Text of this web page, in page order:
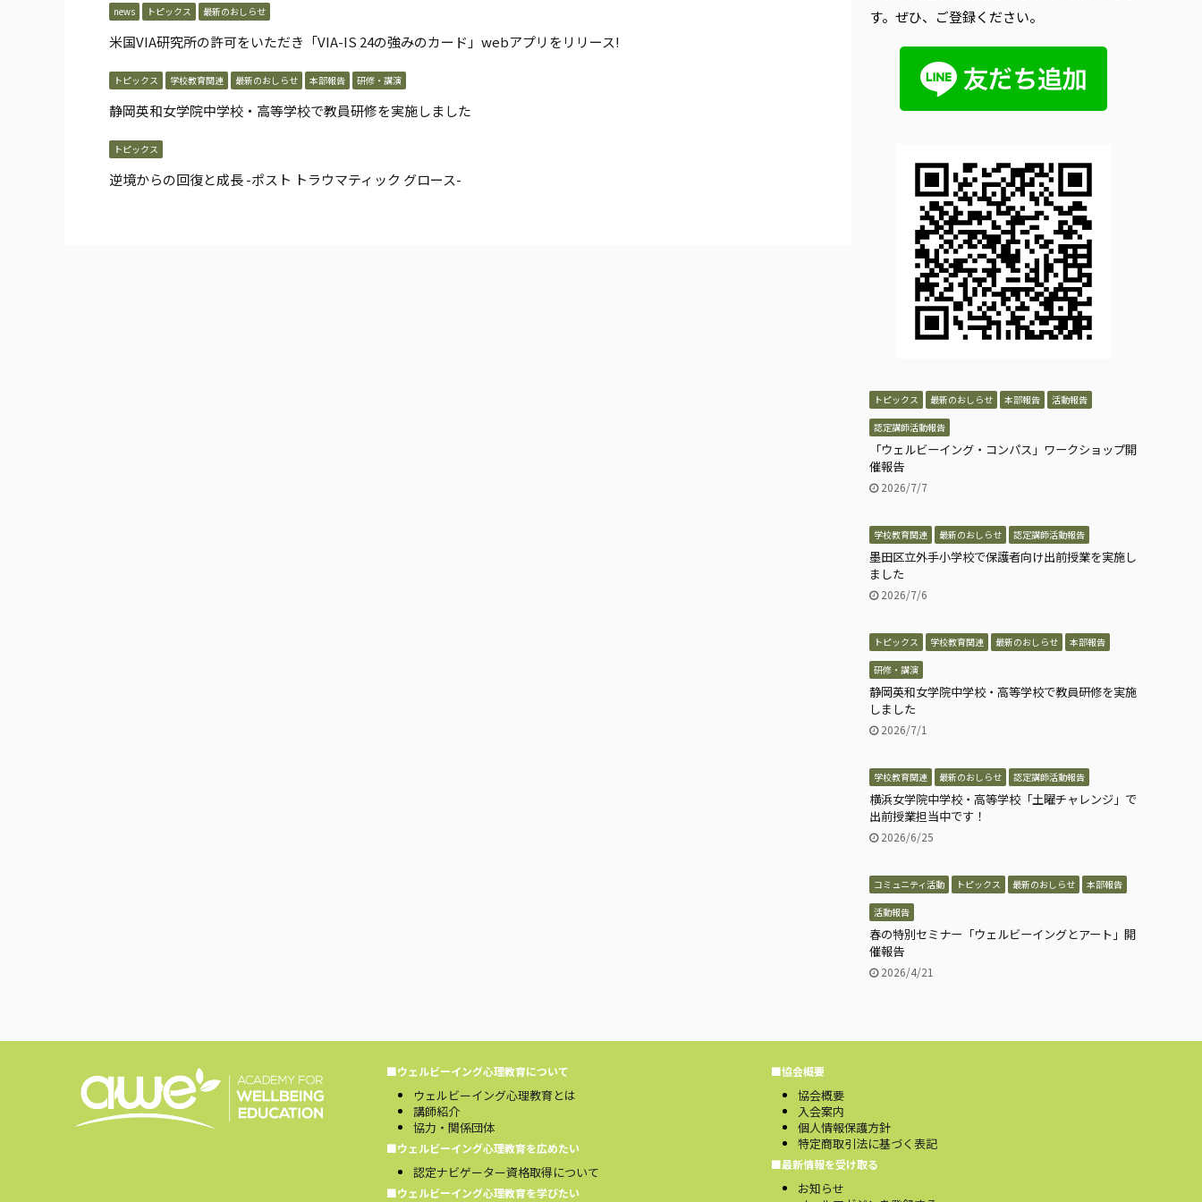
news トピックス 最新のおしらせ
米国VIA研究所の許可をいただき「VIA-IS 24の強みのカード」webアプリをリリース!
トピックス 学校教育関連 最新のおしらせ 本部報告 研修・講演
静岡英和女学院中学校・高等学校で教員研修を実施しました
トピックス
逆境からの回復と成長 -ポスト トラウマティック グロース-
す。ぜひ、ご登録ください。
トピックス 最新のおしらせ 本部報告 活動報告
認定講師活動報告
「ウェルビーイング・コンパス」ワークショップ開
催報告
2026/7/7
学校教育関連 最新のおしらせ 認定講師活動報告
墨田区立外手小学校で保護者向け出前授業を実施し
ました
2026/7/6
トピックス 学校教育関連 最新のおしらせ 本部報告
研修・講演
静岡英和女学院中学校・高等学校で教員研修を実施
しました
2026/7/1
学校教育関連 最新のおしらせ 認定講師活動報告
横浜女学院中学校・高等学校「土曜チャレンジ」で
出前授業担当中です！
2026/6/25
コミュニティ活動 トピックス 最新のおしらせ 本部報告
活動報告
春の特別セミナー「ウェルビーイングとアート」開
催報告
2026/4/21
■ウェルビーイング心理教育について
ウェルビーイング心理教育とは
講師紹介
協力・関係団体
■ウェルビーイング心理教育を広めたい
認定ナビゲーター資格取得について
■ウェルビーイング心理教育を学びたい
■協会概要
協会概要
入会案内
個人情報保護方針
特定商取引法に基づく表記
■最新情報を受け取る
お知らせ